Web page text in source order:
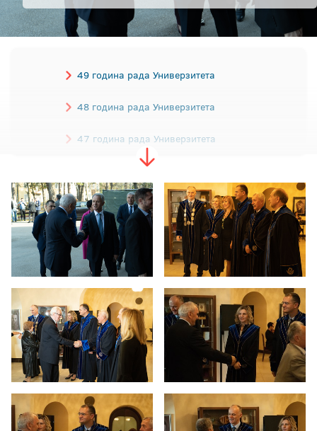
49 година рада Универзитета
48 година рада Универзитета
47 година рада Универзитета
46 година рада Универзитета
45 година рада Универзитета
44 године рада Универзитета
43 године рада Универзитета
42 године рада Универзитета
41 година рада Универзитета
40 година рада Универзитета
39 година рада Универзитета